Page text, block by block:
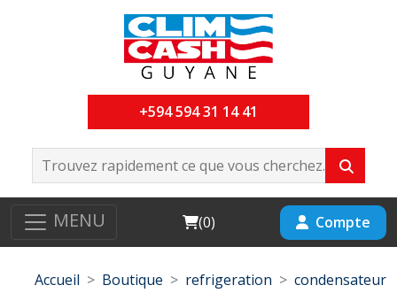
+594 594 31 14 41
MENU Cart
(0) Compte
Accueil Boutique refrigeration
condensateur